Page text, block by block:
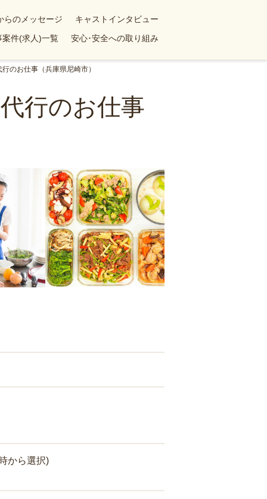
らのメッセージ
キャストインタビュー
案件(求人)一覧 安心･安全への取り組み
のお仕事（兵庫県尼崎市）
行のお仕事
から選択)